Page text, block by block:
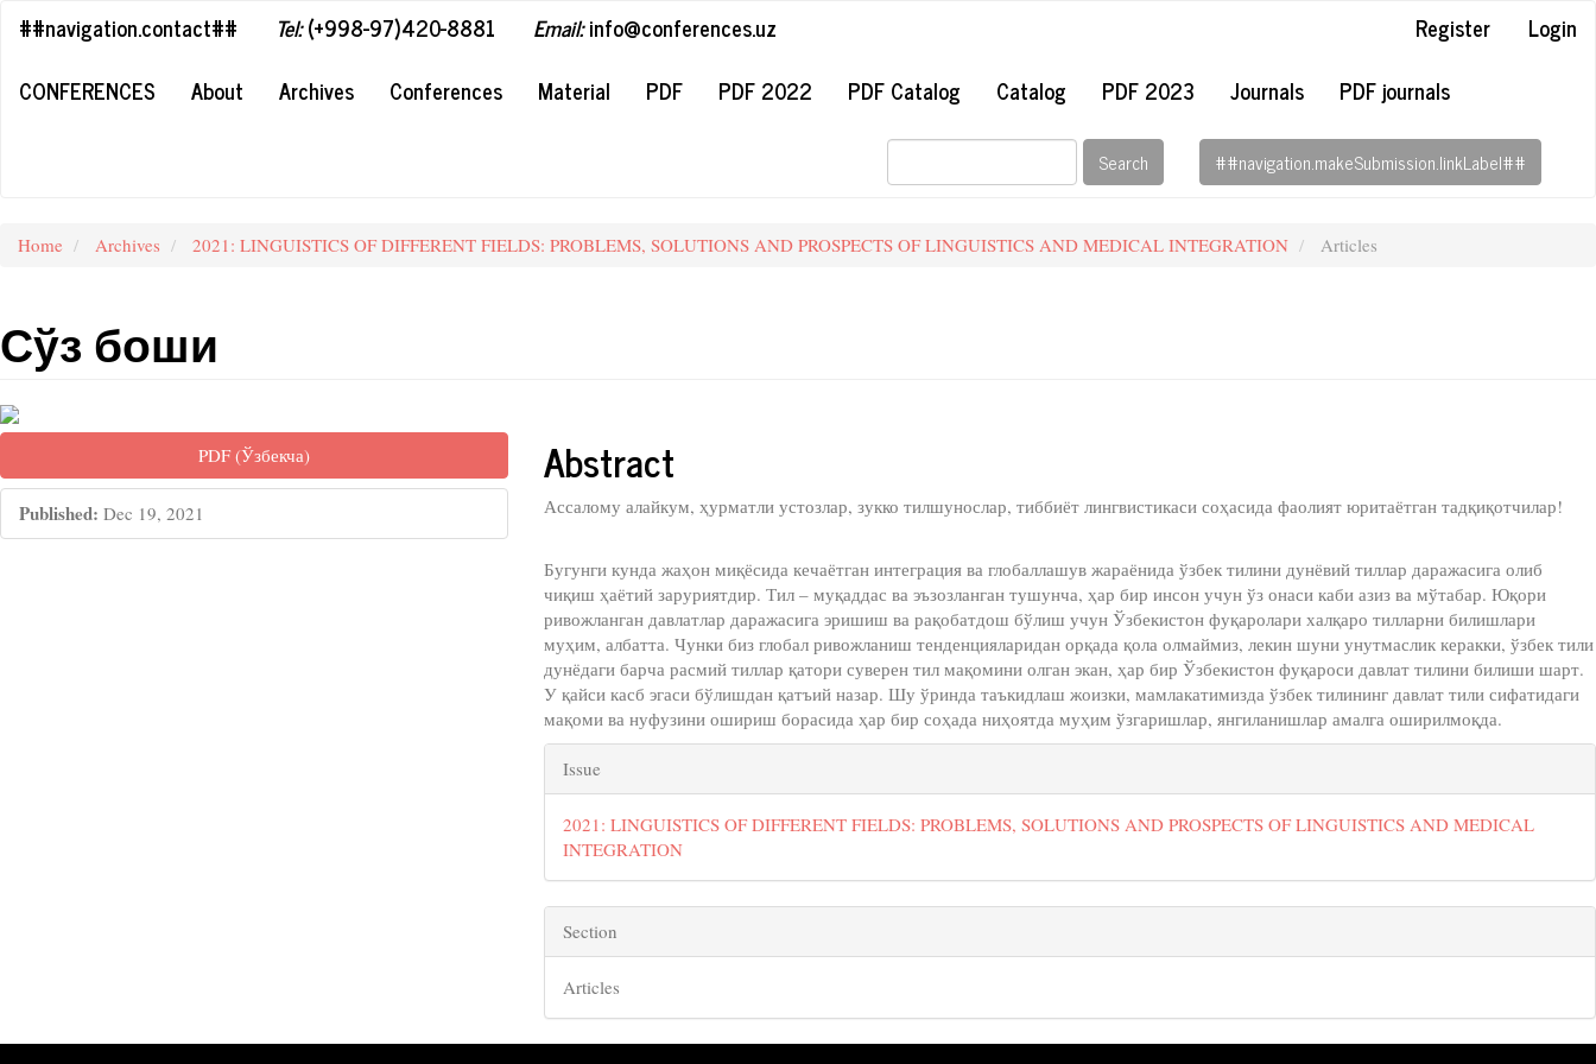
##plugins.themes.bootstrap3.accessible_menu.main_navigation##
##plugins.themes.bootstrap3.accessible_menu.sidebar##
##navigation.contact## Tel:(+998-97)420-8881 Email:info@conferences.uz Register
Login
CONFERENCES
About Archives Conferences Material PDF PDF 2022 PDF Catalog Catalog PDF 2023 Journals PDF journals
Search ##navigation.makeSubmission.linkLabel##
Home Archives 2021: LINGUISTICS OF DIFFERENT FIELDS: PROBLEMS, SOLUTIONS AND PROSPECTS OF LINGUISTICS AND MEDICAL INTEGRATION Articles
Сўз боши
##plugins.themes.bootstrap3.article.sidebar##
PDF (Ўзбекча)
Published: Dec 19, 2021
##plugins.themes.bootstrap3.article.main##
Abstract
Ассалому алайкум, ҳурматли устозлар, зукко тилшунослар, тиббиёт лингвистикаси соҳасида фаолият юритаётган тадқиқотчилар!
Бугунги кунда жаҳон миқёсида кечаётган интеграция ва глобаллашув жараёнида ўзбек тилини дунёвий тиллар даражасига олиб
чиқиш ҳаётий заруриятдир. Тил – муқаддас ва эъзозланган тушунча, ҳар бир инсон учун ўз онаси каби азиз ва мўтабар. Юқори
ривожланган давлатлар даражасига эришиш ва рақобатдош бўлиш учун Ўзбекистон фуқаролари халқаро тилларни билишлари
муҳим, албатта. Чунки биз глобал ривожланиш тенденцияларидан орқада қола олмаймиз, лекин шуни унутмаслик керакки, ўзбек тили
дунёдаги барча расмий тиллар қатори суверен тил мақомини олган экан, ҳар бир Ўзбекистон фуқароси давлат тилини билиши шарт.
У қайси касб эгаси бўлишдан қатъий назар. Шу ўринда таъкидлаш жоизки, мамлакатимизда ўзбек тилининг давлат тили сифатидаги
мақоми ва нуфузини ошириш борасида ҳар бир соҳада ниҳоятда муҳим ўзгаришлар, янгиланишлар амалга оширилмоқда.
##plugins.themes.bootstrap3.article.details##
Issue
2021: LINGUISTICS OF DIFFERENT FIELDS: PROBLEMS, SOLUTIONS AND PROSPECTS OF LINGUISTICS AND MEDICAL
INTEGRATION
Section
Articles